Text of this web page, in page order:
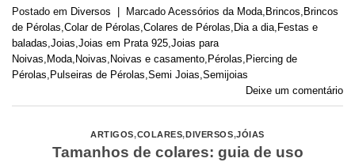
Postado em Diversos Marcado Acessórios da Moda Brincos Brincos
de Pérolas Colar de Pérolas Colares de Pérolas Dia a dia Festas e
baladas Joias Joias em Prata 925 Joias para
Noivas Moda Noivas Noivas e casamento Pérolas Piercing de
Pérolas Pulseiras de Pérolas Semi Joias Semijoias
Deixe um comentário
ARTIGOS,COLARES,DIVERSOS,JÓIAS
Tamanhos de colares: guia de uso